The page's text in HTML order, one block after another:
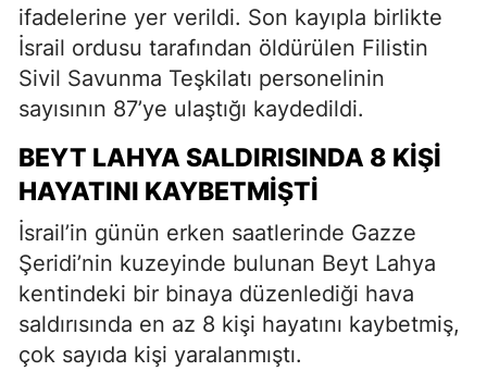
ifadelerine yer verildi. Son kayıpla birlikte
İsrail ordusu tarafından öldürülen Filistin
Sivil Savunma Teşkilatı personelinin
sayısının 87’ye ulaştığı kaydedildi.
BEYT LAHYA SALDIRISINDA 8 KIŞI
HAYATINI KAYBETMIŞTI
İsrail’in günün erken saatlerinde Gazze
Şeridi’nin kuzeyinde bulunan Beyt Lahya
kentindeki bir binaya düzenlediği hava
saldırısında en az 8 kişi hayatını kaybetmiş,
çok sayıda kişi yaralanmıştı.